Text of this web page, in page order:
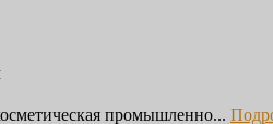
промышленно...